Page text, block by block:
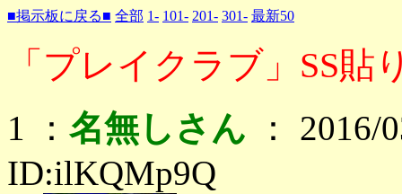
■掲示板に戻る■ 全部 1- 101- 201- 301- 最新50
「プレイクラブ」SS貼
1 ： 名無しさん ： 2016/
ID:ilKQMp9Q